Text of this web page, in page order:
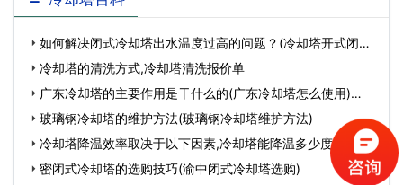
如何解决闭式冷却塔出水温度过高的问题？(冷却塔开式闭式
成本对比)…
冷却塔的清洗方式,冷却塔清洗报价单
广东冷却塔的主要作用是干什么的(广东冷却塔怎么使用)…
玻璃钢冷却塔的维护方法(玻璃钢冷却塔维护方法)
冷却塔降温效率取决于以下因素,冷却塔能降温多少度…
密闭式冷却塔的选购技巧(渝中闭式冷却塔选购)